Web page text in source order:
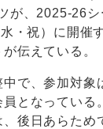
が、2025-26シ
・祝）に開催
伝えている。
で、参加対象
となっている
後日あらため